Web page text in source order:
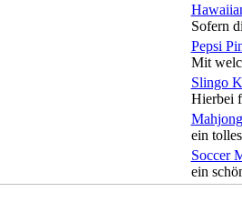
Sofern
Pepsi
Mit
Slingo
Hierbei
ein
Soccer
ein